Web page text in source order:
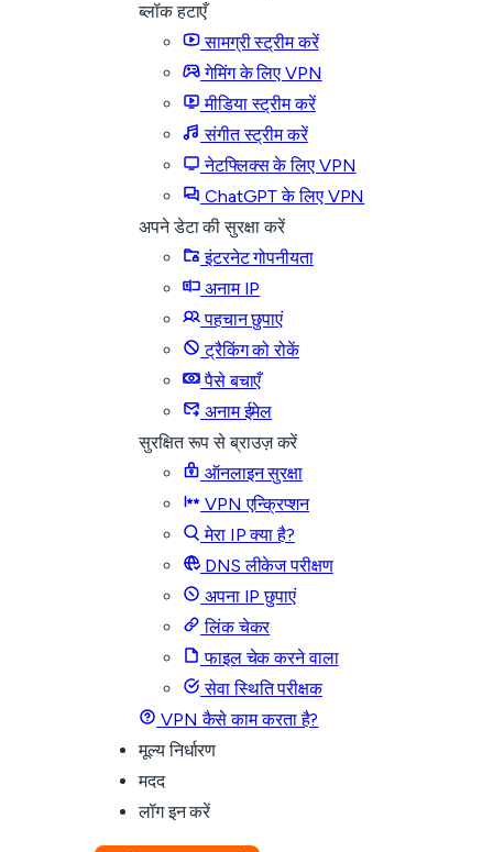
ब्लॉक हटाएँ
सामग्री स्ट्रीम करें
गेमिंग के लिए VPN
मीडिया स्ट्रीम करें
संगीत स्ट्रीम करें
नेटफ्लिक्स के लिए VPN
ChatGPT के लिए VPN
अपने डेटा की सुरक्षा करें
इंटरनेट गोपनीयता
अनाम IP
पहचान छुपाएं
ट्रैकिंग को रोकें
पैसे बचाएँ
अनाम ईमेल
सुरक्षित रूप से ब्राउज़ करें
ऑनलाइन सुरक्षा
VPN एन्क्रिप्शन
मेरा IP क्या है?
DNS लीकेज परीक्षण
अपना IP छुपाएं
लिंक चेकर
फाइल चेक करने वाला
सेवा स्थिति परीक्षक
VPN कैसे काम करता है?
मूल्य निर्धारण
मदद
लॉग इन करें